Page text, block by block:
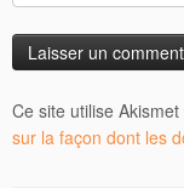
Ce site utilise
sur la façon dont les